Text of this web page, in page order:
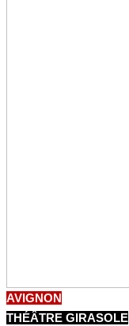
AVIGNON
THÉÂTRE GIRASOLE